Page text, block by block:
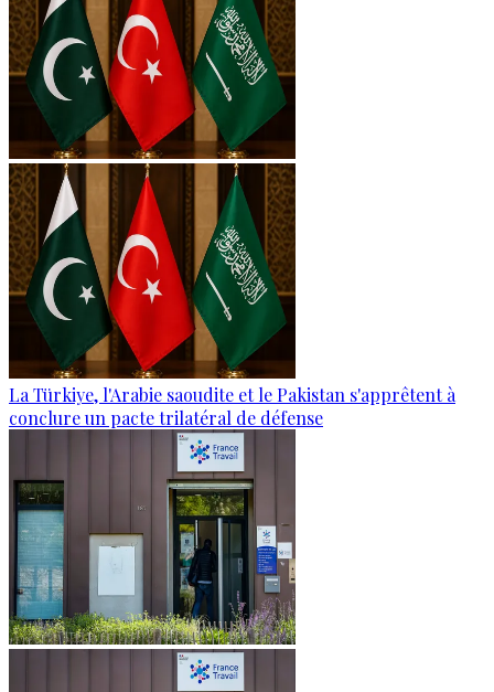
La Türkiye, l'Arabie saoudite et le Pakistan s'apprêtent à
conclure un pacte trilatéral de défense